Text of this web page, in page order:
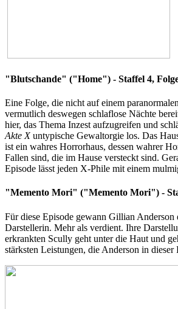
"Blutschande" ("Home") - Staffel 4,
Eine Folge, die nicht auf einem
vermutlich deswegen schlaflose Nächte
hier, das Thema Inzest aufzugreifen und
Akte Xuntypische Gewaltorgie los. Das
ist ein wahres Horrorhaus, dessen wahrer
Fallen sind, die im Hause versteckt sind.
Episode lässt jeden X-Phile mit einem
"Memento Mori" ("Memento Mori") -
Für diese Episode gewann Gillian Anderson
Darstellerin. Mehr als verdient. Ihre
erkrankten Scully geht unter die Haut und
stärksten Leistungen, die Anderson in dieser